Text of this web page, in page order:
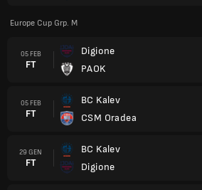
Europe Cup Grp. M
05 FEB
FT
Digione
PAOK
05 FEB
FT
BC Kalev
CSM Oradea
29 GEN
FT
BC Kalev
Digione